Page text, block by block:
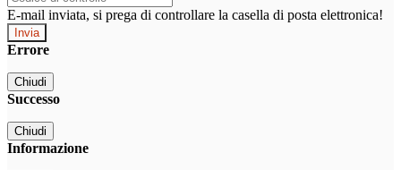
E-mail inviata, si prega di controllare la casella di posta elettronica!
Errore
Chiudi
Successo
Chiudi
Informazione